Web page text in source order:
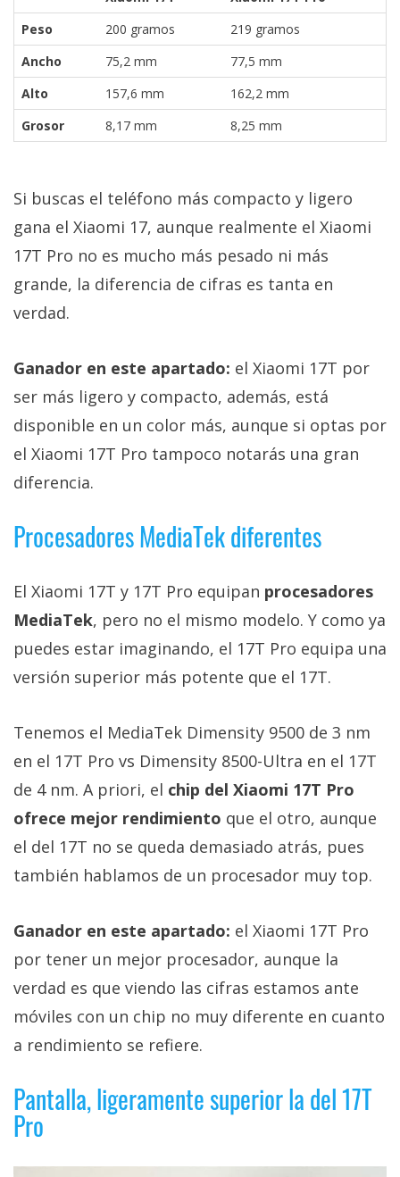
Peso
200 gramos
219 gramos
Ancho
75,2 mm
77,5 mm
Alto
157,6 mm
162,2 mm
Grosor
8,17 mm 8,25 mm
Si buscas el teléfono más compacto y ligero
gana el Xiaomi 17, aunque realmente el Xiaomi
17T Pro no es mucho más pesado ni más
grande, la diferencia de cifras es tanta en
verdad.
Ganador en este apartado: el Xiaomi 17T por
ser más ligero y compacto, además, está
disponible en un color más, aunque si optas por
el Xiaomi 17T Pro tampoco notarás una gran
diferencia.
Procesadores MediaTek diferentes
El Xiaomi 17T y 17T Pro equipan procesadores
MediaTek, pero no el mismo modelo. Y como ya
puedes estar imaginando, el 17T Pro equipa una
versión superior más potente que el 17T.
Tenemos el MediaTek Dimensity 9500 de 3 nm
en el 17T Pro vs Dimensity 8500-Ultra en el 17T
de 4 nm. A priori, el chip del Xiaomi 17T Pro
ofrece mejor rendimiento que el otro, aunque
el del 17T no se queda demasiado atrás, pues
también hablamos de un procesador muy top.
Ganador en este apartado: el Xiaomi 17T Pro
por tener un mejor procesador, aunque la
verdad es que viendo las cifras estamos ante
móviles con un chip no muy diferente en cuanto
a rendimiento se refiere.
Pantalla, ligeramente superior la del 17T
Pro